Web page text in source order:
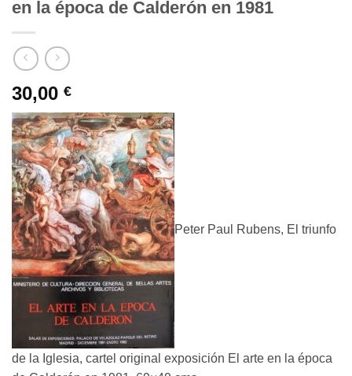
en la época de Calderón en 1981
30,00 €
Peter Paul Rubens, El triunfo
de la Iglesia, cartel original exposición El arte en la época